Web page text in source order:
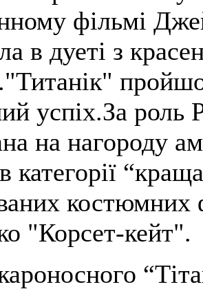
фільмі
в дуеті з
успіх.За роль
на нагороду
категорії
костюмних
"Корсет-кейт".